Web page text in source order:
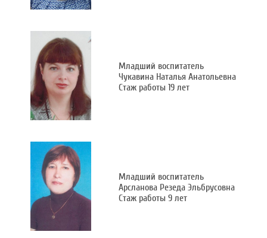
Младший воспитатель
Чукавина Наталья Анатольевна
Стаж работы 19 лет
Младший воспитатель
Арсланова Резеда Эльбрусовна
Стаж работы 9 лет